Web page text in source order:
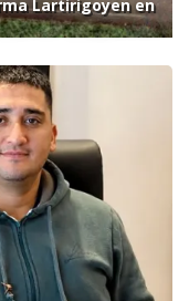
Lartirigoyen en